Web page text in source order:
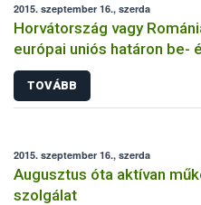
2015. szeptember 16., szerda
Horvátország vagy
európai uniós határon be-
TOVÁBB
2015. szeptember 16., szerda
Augusztus óta aktívan
szolgálat